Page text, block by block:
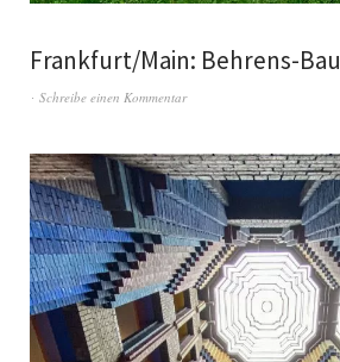
Frankfurt/Main: Behrens-Bau
Schreibe einen Kommentar